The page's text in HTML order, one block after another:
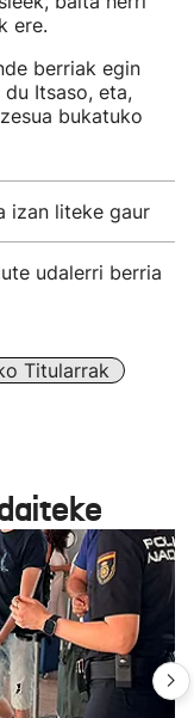
ere.
berriak egin
Itsaso, eta,
bukatuko
izan liteke gaur
udalerri berria
Titularrak